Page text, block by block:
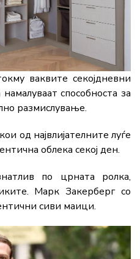
ваквите секојдневни
способноста за
размислување.
од највлијателните луѓе
облека секој ден.
по црната ролка,
Марк Закерберг со
сиви маици.